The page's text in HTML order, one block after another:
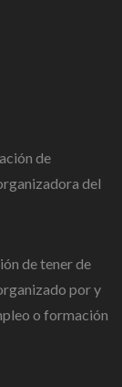
de
del
de tener de
por y
o formación